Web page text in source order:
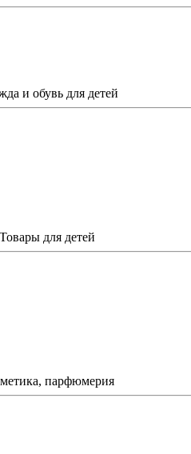
и обувь для детей
Товары для детей
парфюмерия